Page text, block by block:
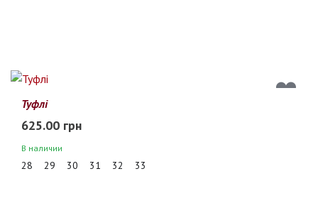
Туфлі
625.00 грн
В наличии
28 29 30 31 32 33